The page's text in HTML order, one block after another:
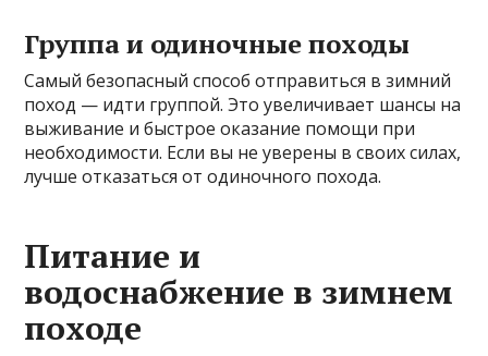
Группа и одиночные походы
Самый безопасный способ отправиться в зимний
поход — идти группой. Это увеличивает шансы на
выживание и быстрое оказание помощи при
необходимости. Если вы не уверены в своих силах,
лучше отказаться от одиночного похода.
Питание и
водоснабжение в зимнем
походе